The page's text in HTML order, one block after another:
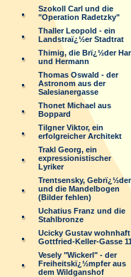
Szokoll Carl und die
"Operation Radetzky"
Thaller Leopold - ein
Landstraï¿½er Stadtrat
Thimig, die Brï¿½der
und Hermann
Thomas Oswald - der
Astronom aus der
Salesianergasse
Thonet Michael aus
Boppard
Tilgner Viktor, ein
erfolgreicher Architekt
Trakl Georg, ein
expressionistischer
Lyriker
Trentsensky, Gebrï¿½der
und die Mandelbogen
(Bilder fehlen)
Uchatius Franz und die
Stahlbronze
Ucicky Gustav wohnhaft
Gottfried-Keller-Gasse
Vesely "Wickerl" - der
Freiheitskï¿½mpfer aus
dem Wildganshof